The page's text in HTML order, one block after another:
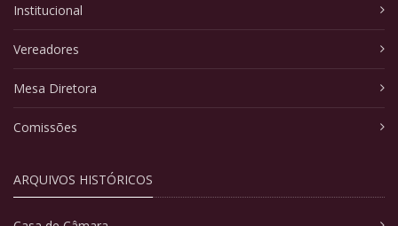
Institucional
Vereadores
Mesa Diretora
Comissões
ARQUIVOS HISTÓRICOS